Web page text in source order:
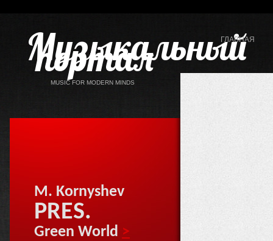
Музыкальный
портал
MUSIC FOR MODERN MINDS
ГЛАВНАЯ
M. Kornyshev
PRES.
Green World >